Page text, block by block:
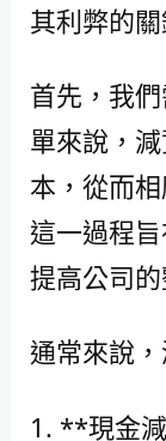
其利弊的關
首先，我
單來說，
本，從而
這一過程
提高公司
通常來說
1. **現金